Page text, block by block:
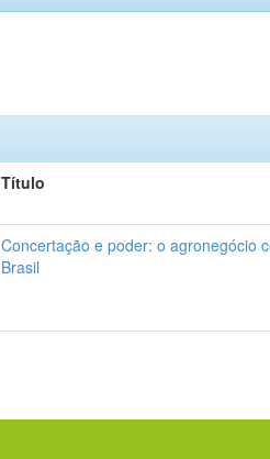
Título
Concertação e poder: o agronegócio
Brasil